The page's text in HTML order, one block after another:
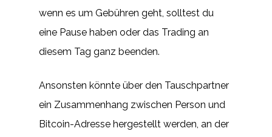
wenn es um Gebühren geht, solltest du
eine Pause haben oder das Trading an
diesem Tag ganz beenden.
Ansonsten könnte über den Tauschpartner
ein Zusammenhang zwischen Person und
Bitcoin-Adresse hergestellt werden, an der